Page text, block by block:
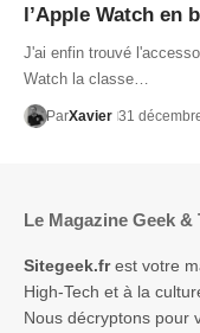
l’Apple Watch en
J'ai enfin trouvé
Watch la classe…
ParXavier 31
Le Magazine Geek &
Sitegeek.frest votre
High-Tech et à la
Nous décryptons pour